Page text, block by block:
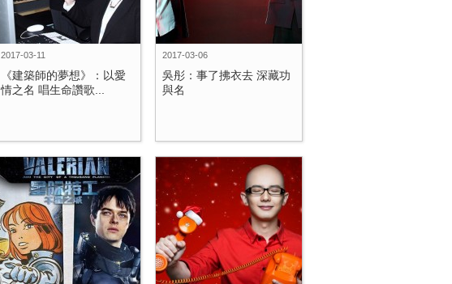
2017-03-11
《建築師的夢想》：以愛
情之名 唱生命讚歌...
2017-03-06
吳彤：事了拂衣去 深藏功
與名